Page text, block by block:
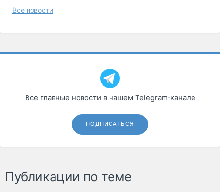
Все новости
Все главные новости в нашем Telegram‑канале
ПОДПИСАТЬСЯ
Публикации по теме